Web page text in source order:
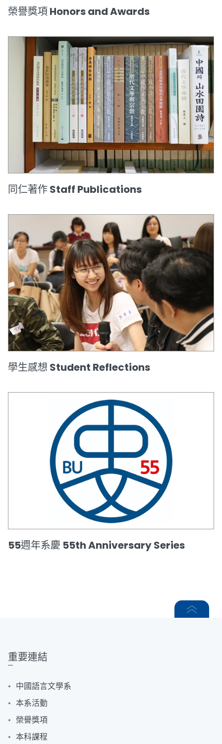
榮譽獎項 Honors and Awards
同仁著作 Staff Publications
學生感想 Student Reflections
55週年系慶 55th Anniversary Series
重要連結
中國語言文學系
本系活動
榮譽獎項
本科課程